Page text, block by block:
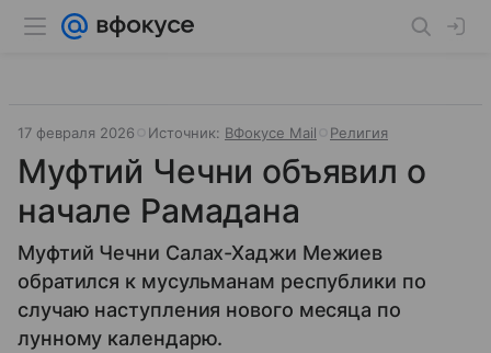
17 февраля 2026 Источник: ВФокусе Mail Религия
Муфтий Чечни объявил о
начале Рамадана
Муфтий Чечни Салах-Хаджи Межиев
обратился к мусульманам республики по
случаю наступления нового месяца по
лунному календарю.